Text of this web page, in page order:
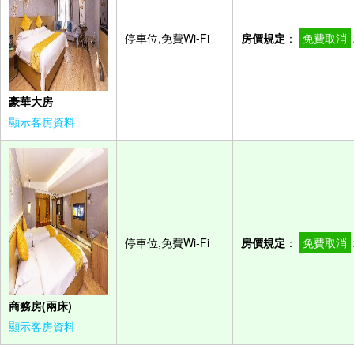
豪華大房
顯示客房資料
停車位,免費Wi-Fi 房價規定 ： 免費取消
商務房(兩床)
顯示客房資料
停車位,免費Wi-Fi 房價規定 ： 免費取消